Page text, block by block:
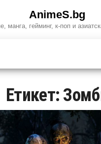
AnimeS.bg
манга, гейминг, к-поп и
Етикет: